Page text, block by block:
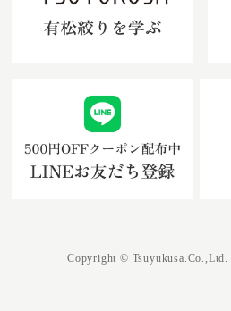
Copyright © Tsuyukusa.Co.,Ltd.